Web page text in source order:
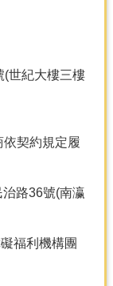
(世紀大樓三樓
依契約規定履
路36號(南瀛
福利機構團